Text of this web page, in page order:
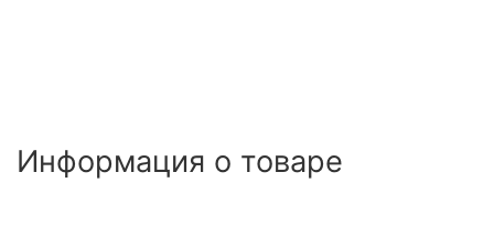
Информация о товаре